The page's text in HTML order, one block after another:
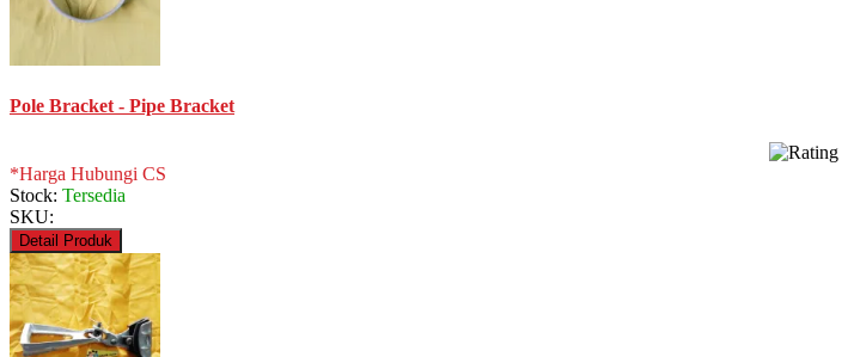
Pole Bracket - Pipe Bracket
*Harga Hubungi CS
Stock: Tersedia
SKU:
Detail Produk